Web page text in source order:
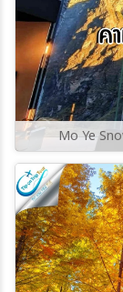
Mo Ye